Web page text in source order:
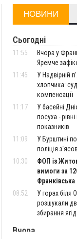
НОВИНИ
Сьогодні
11:55
Вчора у
Яремче
11:45
У Надвірній
хлопчика:
компенсації
11:17
У басейні
посуха -
показників
11:09
У Бурштині
поліція
10:30
ФОП із
вимоги за
08:52
У горах
розшукали
збирання ягід
Вчора